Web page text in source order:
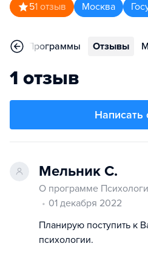
51 отзыв Москва
Программы Отзывы
1 отзыв
Написать
Мельник С.
О программе
01 декабря 2022
Планирую поступить к
психологии.